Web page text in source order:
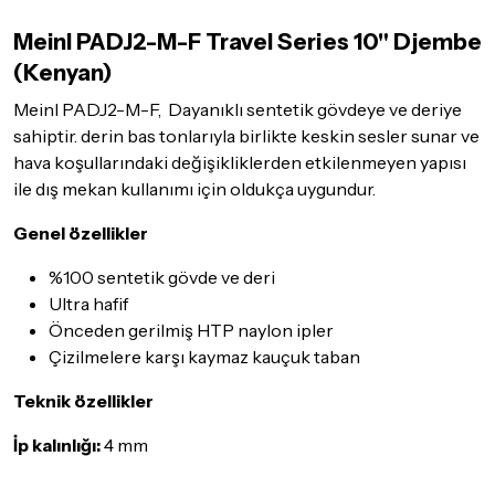
eksiksiz olması gerekmektedir. Satın almış olduğunuz ürünü
göndermeden önce mutlaka
ekibimiz ile iletişime
geçerek bilgi veriniz.
İade ve değişim koşulları, ürün kategorilerine göre farklılık
gösterebilir. Lütfen satın almadan önce ilgili ürünün
iade/değişim şartlarını kontrol ettiğinizden emin olun.
Detaylar için
Meinl PADJ2-M-F Travel Series 10" Djembe
(Kenyan)
Meinl PADJ2-M-F, Dayanıklı sentetik gövdeye ve deriye
sahiptir. derin bas tonlarıyla birlikte keskin sesler sunar ve
hava koşullarındaki değişikliklerden etkilenmeyen yapısı
ile dış mekan kullanımı için oldukça uygundur.
Genel özellikler
%100 sentetik gövde ve deri
Ultra hafif
Önceden gerilmiş HTP naylon ipler
Çizilmelere karşı kaymaz kauçuk taban
Teknik özellikler
İp kalınlığı:4 mm